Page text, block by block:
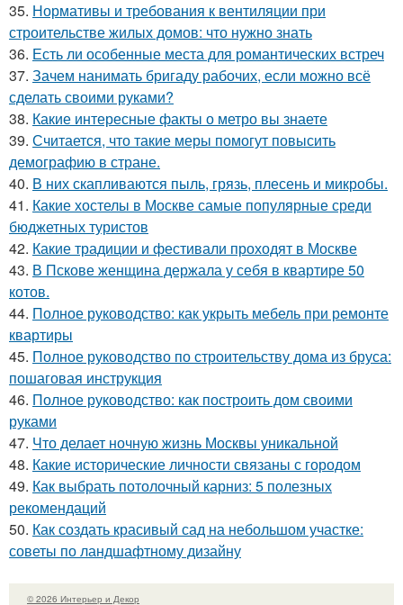
35. Нормативы и требования к вентиляции при
строительстве жилых домов: что нужно знать
36. Есть ли особенные места для романтических встреч
37. Зачем нанимать бригаду рабочих, если можно всё
сделать своими руками?
38. Какие интересные факты о метро вы знаете
39. Считается, что такие меры помогут повысить
демографию в стране.
40. В них скапливаются пыль, грязь, плесень и микробы.
41. Какие хостелы в Москве самые популярные среди
бюджетных туристов
42. Какие традиции и фестивали проходят в Москве
43. В Пскове женщина держала у себя в квартире 50
котов.
44. Полное руководство: как укрыть мебель при ремонте
квартиры
45. Полное руководство по строительству дома из бруса:
пошаговая инструкция
46. Полное руководство: как построить дом своими
руками
47. Что делает ночную жизнь Москвы уникальной
48. Какие исторические личности связаны с городом
49. Как выбрать потолочный карниз: 5 полезных
рекомендаций
50. Как создать красивый сад на небольшом участке:
советы по ландшафтному дизайну
© 2026 Интерьер и Декор